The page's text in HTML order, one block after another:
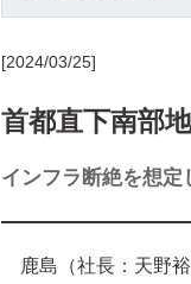
[2024/03/25]
首都直下南部
インフラ断絶を想
鹿島（社長：天野裕